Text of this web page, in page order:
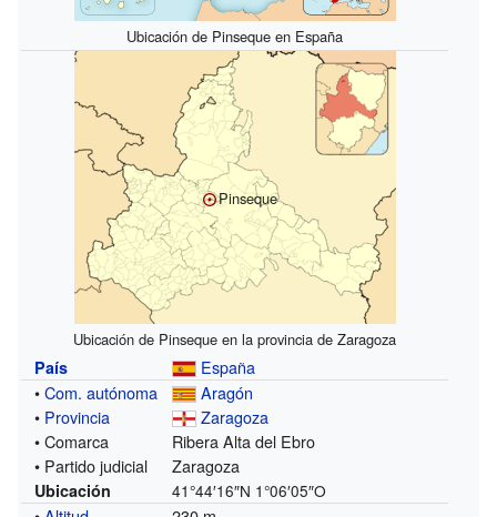
Ubicación de Pinseque en España
Pinseque
Ubicación de Pinseque en la provincia de Zaragoza
País
España
•Com. autónoma
Aragón
• Provincia
Zaragoza
• Comarca
Ribera Alta del Ebro
• Partido judicial
Zaragoza
Ubicación 41°44′16″N 1°06′05″O